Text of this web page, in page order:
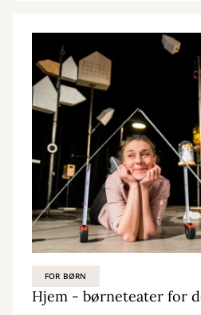
FOR BØRN
Hjem - børneteater for